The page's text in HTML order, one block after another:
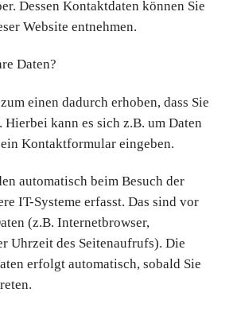
Dessen Kontaktdaten können Sie
Website entnehmen.
Daten?
einen dadurch erhoben, dass Sie
kann es sich z.B. um Daten
Kontaktformular eingeben.
automatisch beim Besuch der
IT-Systeme erfasst. Das sind vor
(z.B. Internetbrowser,
Uhrzeit des Seitenaufrufs). Die
erfolgt automatisch, sobald Sie